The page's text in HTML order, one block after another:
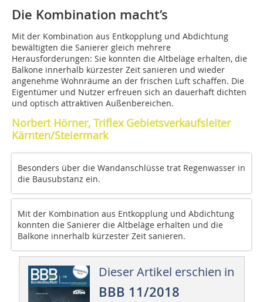
Die Kombination macht‘s
Mit der Kombination aus Entkopplung und Abdichtung
bewältigten die Sanierer gleich mehrere
Herausforderungen: Sie konnten die Altbeläge erhalten, die
Balkone innerhalb kürzester Zeit sanieren und wieder
angenehme Wohnräume an der frischen Luft schaffen. Die
Eigentümer und Nutzer erfreuen sich an dauerhaft dichten
und optisch attraktiven Außenbereichen.
Norbert Hörner, Triflex Gebietsverkaufsleiter
Kärnten/Steiermark
Besonders über die Wandanschlüsse trat Regenwasser in
die Bausubstanz ein.
Mit der Kombination aus Entkopplung und Abdichtung
konnten die Sanierer die Altbeläge erhalten und die
Balkone innerhalb kürzester Zeit sanieren.
Dieser Artikel erschien in
BBB 11/2018